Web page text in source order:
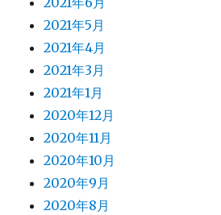
2021年5月
2021年4月
2021年3月
2021年1月
2020年12月
2020年11月
2020年10月
2020年9月
2020年8月